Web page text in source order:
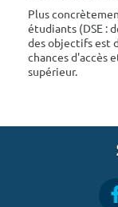
Plus
étudiants (DSE :
des objectifs est
chances d'accès
supérieur.